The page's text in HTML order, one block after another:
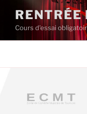
contenu
principal
RENTRÉE
Cours d'essai